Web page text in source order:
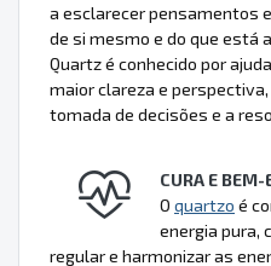
a esclarecer pensamentos
de si mesmo e do que está
Quartz é conhecido por
maior clareza e
tomada de decisões e a
CURA E BEM-
O quartzo é
energia pura,
regular e harmonizar as